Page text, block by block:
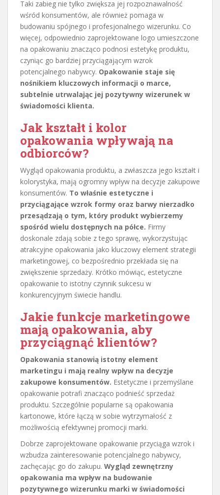
Taki zabieg nie tylko zwiększa jej rozpoznawalność
wśród konsumentów, ale również pomaga w
budowaniu spójnego i profesjonalnego wizerunku. Co
więcej, odpowiednio zaprojektowane logo umieszczone
na opakowaniu znacząco podnosi estetykę produktu,
czyniąc go bardziej przyciągającym wzrok
potencjalnego nabywcy. Opakowanie staje się
nośnikiem kluczowych informacji o marce,
subtelnie utrwalając jej pozytywny wizerunek w
świadomości klienta.
Jak kształt i kolor
opakowania wpływają na
odbiorców?
Wygląd opakowania produktu, a zwłaszcza jego kształt i
kolorystyka, mają ogromny wpływ na decyzje zakupowe
konsumentów. To właśnie estetyczne i
przyciągające wzrok formy oraz barwy nierzadko
przesądzają o tym, który produkt wybierzemy
spośród wielu dostępnych na półce. Firmy
doskonale zdają sobie z tego sprawę, wykorzystując
atrakcyjne opakowania jako kluczowy element strategii
marketingowej, co bezpośrednio przekłada się na
zwiększenie sprzedaży. Krótko mówiąc, estetyczne
opakowanie to istotny czynnik sukcesu w
konkurencyjnym świecie handlu.
Jakie funkcje marketingowe
mają opakowania, aby
przyciągnąć klientów?
Opakowania stanowią istotny element
marketingu i mają realny wpływ na decyzje
zakupowe konsumentów. Estetyczne i przemyślane
opakowanie potrafi znacząco podnieść sprzedaż
produktu. Szczególnie popularne są opakowania
kartonowe, które łączą w sobie wytrzymałość z
możliwością efektywnej promocji marki.
Dobrze zaprojektowane opakowanie przyciąga wzrok i
wzbudza zainteresowanie potencjalnego nabywcy,
zachęcając go do zakupu. Wygląd zewnętrzny
opakowania ma wpływ na budowanie
pozytywnego wizerunku marki w świadomości